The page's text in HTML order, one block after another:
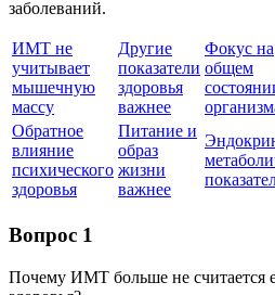
заболеваний.
ИМТ не
учитывает
мышечную
массу
Другие
показатели
здоровья
важнее
Фокус на
общем
Обратное
влияние
психического
здоровья
Питание и
образ
жизни
важнее
Вопрос 1
Почему ИМТ больше не считается